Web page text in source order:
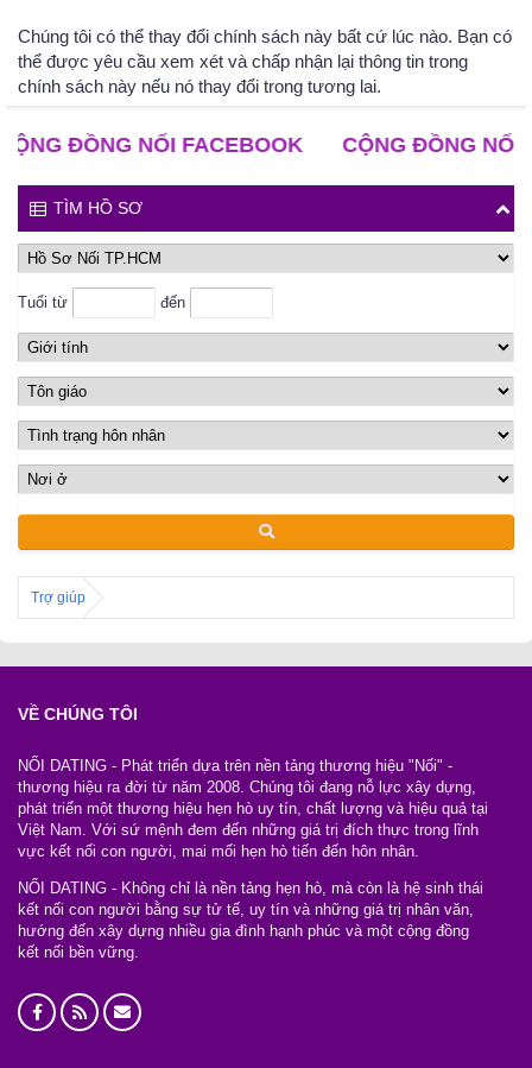
Chúng tôi có thể thay đổi chính sách này bất cứ lúc nào. Bạn có
thể được yêu cầu xem xét và chấp nhận lại thông tin trong
chính sách này nếu nó thay đổi trong tương lai.
ĐỒNG NỐI FACEBOOK CỘNG ĐỒNG NỐI
TÌM HỒ SƠ
Tuổi từ đến
Trợ giúp
VỀ CHÚNG TÔI
NỐI DATING - Phát triển dựa trên nền tảng thương hiệu "Nối" -
thương hiệu ra đời từ năm 2008. Chúng tôi đang nỗ lực xây dựng,
phát triển một thương hiệu hẹn hò uy tín, chất lượng và hiệu quả tại
Việt Nam. Với sứ mệnh đem đến những giá trị đích thực trong lĩnh
vực kết nối con người, mai mối hẹn hò tiến đến hôn nhân.
NỐI DATING - Không chỉ là nền tảng hẹn hò, mà còn là hệ sinh thái
kết nối con người bằng sự tử tế, uy tín và những giá trị nhân văn,
hướng đến xây dựng nhiều gia đình hạnh phúc và một cộng đồng
kết nối bền vững.